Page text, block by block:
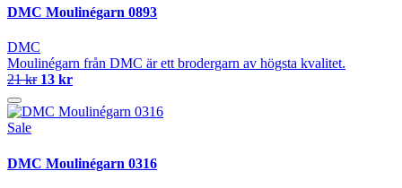
DMC Moulinégarn 0893
DMC
Moulinégarn från DMC är ett brodergarn av högsta kvalitet.
21 kr 13 kr
Sale
DMC Moulinégarn 0316